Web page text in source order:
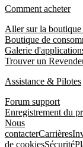
Comment acheter
Aller sur la
Boutique de
Galerie
Trouver un
Assistance & Pilotes
Forum support
Enregistrement du
Nous
contacterCarrières
de cookiesSécurité